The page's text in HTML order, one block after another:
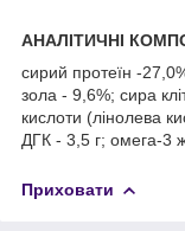
АНАЛІТИЧНІ
сирий протеїн -
зола - 9,6%; сира
кислоти (лінолева
ДГК - 3,5 г; омега-3
Приховати